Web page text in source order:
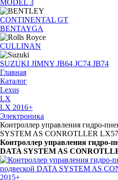
MODEL 3
CONTINENTAL GT
BENTAYGA
CULLINAN
SUZUKI JIMNY JB64 JC74 JB74
Главная
Каталог
Lexus
LX
LX 2016+
Электроника
Контроллер управления гидро-
SYSTEM AS CONROTLLER
Контроллер управления гидро-
DATA SYSTEM AS